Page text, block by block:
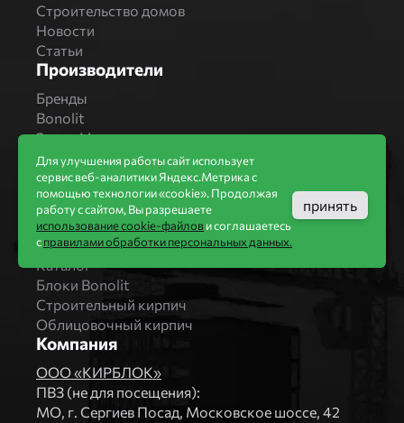
Строительство домов
Новости
Статьи
Производители
Бренды
Bonolit
Завод Мстера
Вышневолоцкая керамика
Магма Керамик
Комбинат СТРОМА
Вяземский кирпичный завод
Продукция
Каталог
Блоки Bonolit
Строительный кирпич
Облицовочный кирпич
Компания
ООО «КИРБЛОК»
ПВЗ (не для посещения):
МO, г. Сергиев Посад, Московское шоссе, 42
Для улучшения работы сайт использует
сервис веб-аналитики Яндекс.Метрика с
помощью технологии «cookie». Продолжая
работу с сайтом, Вы разрешаете
использование cookie-файлови соглашаетесь
справилами обработки персональных данных.
принять